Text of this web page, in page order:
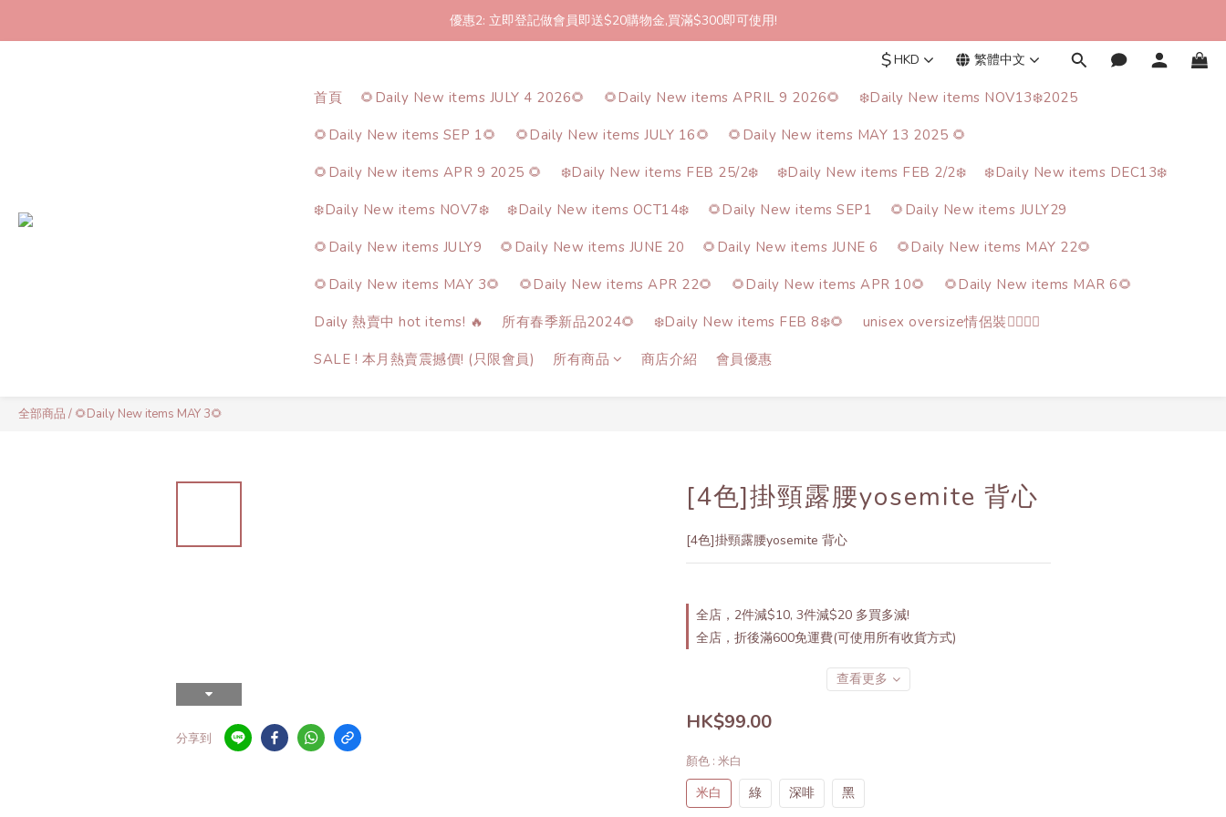
2件起包郵!(反應良好優惠期延長🎉!shop now!)
優惠2: 立即登記做會員即送$20購物金,買滿$300即可使用!
$HKD 繁體中文
首頁 🌻Daily New items JULY 4 2026🌻 🌻Daily New items APRIL 9 2026🌻 ❄️Daily New items NOV13❄️2025
🌻Daily New items SEP 1🌻 🌻Daily New items JULY 16🌻 🌻Daily New items MAY 13 2025 🌻
🌻Daily New items APR 9 2025 🌻 ❄️Daily New items FEB 25/2❄️ ❄️Daily New items FEB 2/2❄️ ❄️Daily New items DEC13❄️
❄️Daily New items NOV7❄️ ❄️Daily New items OCT14❄️ 🌻Daily New items SEP1 🌻Daily New items JULY29
🌻Daily New items JULY9 🌻Daily New items JUNE 20 🌻Daily New items JUNE 6 🌻Daily New items MAY 22🌻
🌻Daily New items MAY 3🌻 🌻Daily New items APR 22🌻 🌻Daily New items APR 10🌻 🌻Daily New items MAR 6🌻
Daily 熱賣中 hot items! 🔥 所有春季新品2024🌻 ❄️Daily New items FEB 8❄️🌻 unisex oversize情侶裝🙋‍♂️🙋‍♀️
SALE ! 本月熱賣震撼價! (只限會員) 所有商品 商店介紹 會員優惠
全部商品 / 🌻Daily New items MAY 3🌻
分享到
[4色]掛頸露腰yosemite 背心
[4色]掛頸露腰yosemite 背心
全店，2件減$10, 3件減$20 多買多減!
全店，折後滿600免運費(可使用所有收貨方式)
查看更多
HK$99.00
顏色 : 米白
米白 綠 深啡 黑